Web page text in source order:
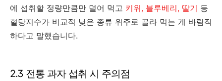
에 섭취할 정량만큼만 덜어 먹고 키위, 블루베리, 딸기 등
혈당지수가 비교적 낮은 종류 위주로 골라 먹는 게 바람직
하다고 말했습니다.
2.3 전통 과자 섭취 시 주의점